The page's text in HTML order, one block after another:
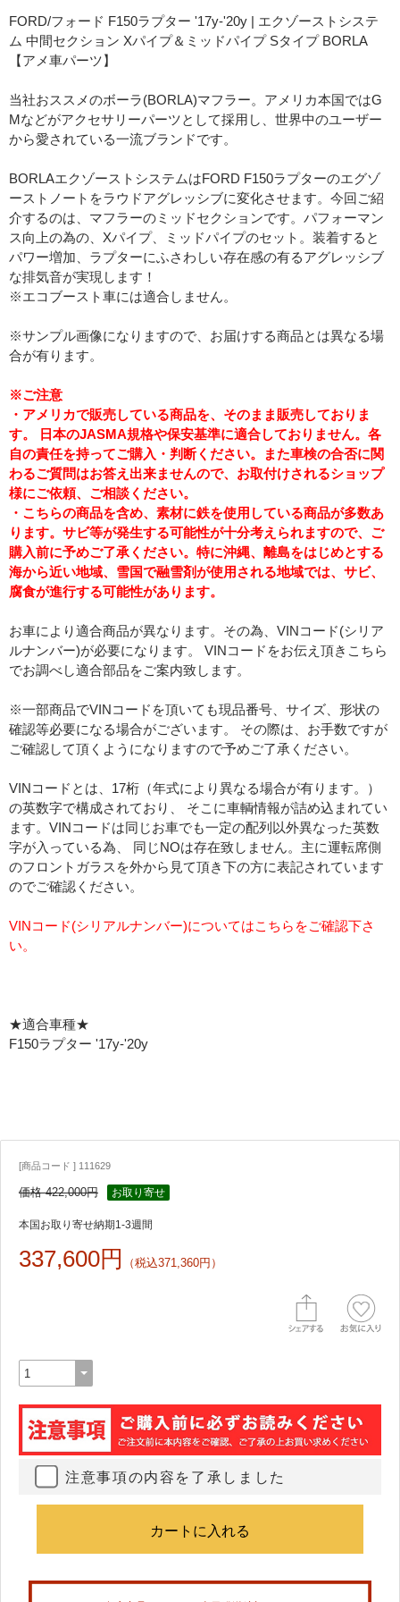
FORD/フォード F150ラプター '17y-'20y | エクゾーストシステ
ム 中間セクション Xパイプ＆ミッドパイプ Sタイプ BORLA
【アメ車パーツ】
当社おススメのボーラ(BORLA)マフラー。アメリカ本国ではG
Mなどがアクセサリーパーツとして採用し、世界中のユーザー
から愛されている一流ブランドです。
BORLAエクゾーストシステムはFORD F150ラプターのエグゾ
ーストノートをラウドアグレッシブに変化させます。今回ご紹
介するのは、マフラーのミッドセクションです。パフォーマン
ス向上の為の、Xパイプ、ミッドパイプのセット。装着すると
パワー増加、ラプターにふさわしい存在感の有るアグレッシブ
な排気音が実現します！
※エコブースト車には適合しません。
※サンプル画像になりますので、お届けする商品とは異なる場
合が有ります。
※ご注意
・アメリカで販売している商品を、そのまま販売しておりま
す。 日本のJASMA規格や保安基準に適合しておりません。各
自の責任を持ってご購入・判断ください。また車検の合否に関
わるご質問はお答え出来ませんので、お取付けされるショップ
様にご依頼、ご相談ください。
・こちらの商品を含め、素材に鉄を使用している商品が多数あ
ります。サビ等が発生する可能性が十分考えられますので、ご
購入前に予めご了承ください。特に沖縄、離島をはじめとする
海から近い地域、雪国で融雪剤が使用される地域では、サビ、
腐食が進行する可能性があります。
お車により適合商品が異なります。その為、VINコード(シリア
ルナンバー)が必要になります。 VINコードをお伝え頂きこちら
でお調べし適合部品をご案内致します。
※一部商品でVINコードを頂いても現品番号、サイズ、形状の
確認等必要になる場合がございます。 その際は、お手数ですが
ご確認して頂くようになりますので予めご了承ください。
VINコードとは、17桁（年式により異なる場合が有ります。）
の英数字で構成されており、 そこに車輌情報が詰め込まれてい
ます。VINコードは同じお車でも一定の配列以外異なった英数
字が入っている為、 同じNOは存在致しません。主に運転席側
のフロントガラスを外から見て頂き下の方に表記されています
のでご確認ください。
VINコード(シリアルナンバー)についてはこちらをご確認下さ
い。
★適合車種★
F150ラプター '17y-'20y
[商品コード ] 111629
価格 422,000円 お取り寄せ
本国お取り寄せ納期1-3週間
337,600円 （税込371,360円）
注意事項の内容を了承しました